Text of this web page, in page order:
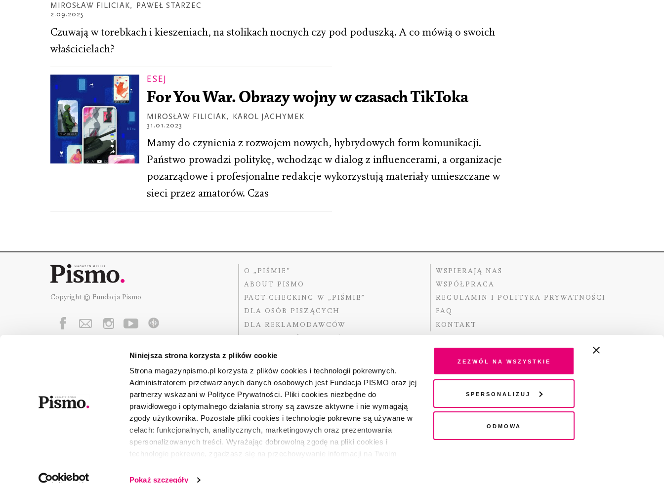
Niniejsza strona korzysta z plików cookie
Strona magazynpismo.pl korzysta z plików cookies i technologii pokrewnych.
Administratorem przetwarzanych danych osobowych jest Fundacja PISMO oraz jej
partnerzy wskazani w Polityce Prywatności. Pliki cookies niezbędne do
prawidłowego i optymalnego działania strony są zawsze aktywne i nie wymagają
zgody użytkownika. Pozostałe pliki cookies i technologie pokrewne są używane w
celach: funkcjonalnych, analitycznych, marketingowych oraz prezentowania
spersonalizowanych treści. Wyrażając dobrowolną zgodę na pliki cookies i
technologie pokrewne, zgadzasz się na przechowywanie informacji na Twoim
wszystkie lub niektóre pliki cookies i technologie pokrewne możesz w każdej chwili
Pokaż szczegóły
Zezwól na wszystkie
Spersonalizuj
Odmowa
MIROSŁAW FILICIAK, PAWEŁ STARZEC
2.09.2025
Czuwają w torebkach i kieszeniach, na stolikach nocnych czy pod poduszką. A co mówią o swoich
właścicielach?
ESEJ
For You War. Obrazy wojny w czasach TikToka
MIROSŁAW FILICIAK, KAROL JACHYMEK
31.01.2023
Mamy do czynienia z rozwojem nowych, hybrydowych form komunikacji.
Państwo prowadzi politykę, wchodząc w dialog z influencerami, a organizacje
pozarządowe i profesjonalne redakcje wykorzystują materiały umieszczane w
sieci przez amatorów. Czas
Copyright © Fundacja Pismo
O „PIŚMIE”
ABOUT PISMO
FACT-CHECKING W „PIŚMIE”
DLA OSÓB PISZĄCYCH
DLA REKLAMODAWCÓW
WSPIERAJĄ NAS
WSPÓŁPRACA
REGULAMIN I POLITYKA PRYWATNOŚCI
FAQ
KONTAKT
Fundację Pismowspierają:
Dofinansowano ze środków Ministra Kultury i Dziedzictwa
Narodowego pochodzących z Funduszu Promocji Kultury –